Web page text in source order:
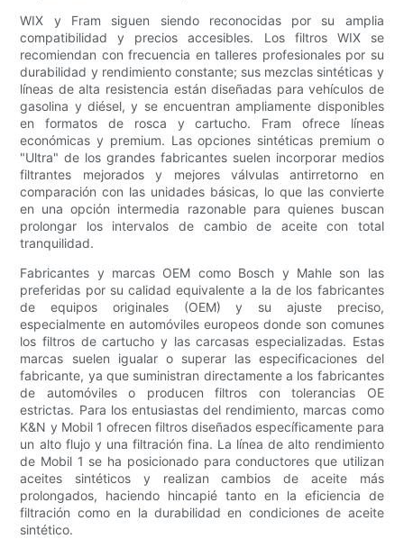
WIX y Fram siguen siendo reconocidas por su amplia
compatibilidad y precios accesibles. Los filtros WIX se
recomiendan con frecuencia en talleres profesionales por su
durabilidad y rendimiento constante; sus mezclas sintéticas y
líneas de alta resistencia están diseñadas para vehículos de
gasolina y diésel, y se encuentran ampliamente disponibles
en formatos de rosca y cartucho. Fram ofrece líneas
económicas y premium. Las opciones sintéticas premium o
"Ultra" de los grandes fabricantes suelen incorporar medios
filtrantes mejorados y mejores válvulas antirretorno en
comparación con las unidades básicas, lo que las convierte
en una opción intermedia razonable para quienes buscan
prolongar los intervalos de cambio de aceite con total
tranquilidad.
Fabricantes y marcas OEM como Bosch y Mahle son las
preferidas por su calidad equivalente a la de los fabricantes
de equipos originales (OEM) y su ajuste preciso,
especialmente en automóviles europeos donde son comunes
los filtros de cartucho y las carcasas especializadas. Estas
marcas suelen igualar o superar las especificaciones del
fabricante, ya que suministran directamente a los fabricantes
de automóviles o producen filtros con tolerancias OE
estrictas. Para los entusiastas del rendimiento, marcas como
K&N y Mobil 1 ofrecen filtros diseñados específicamente para
un alto flujo y una filtración fina. La línea de alto rendimiento
de Mobil 1 se ha posicionado para conductores que utilizan
aceites sintéticos y realizan cambios de aceite más
prolongados, haciendo hincapié tanto en la eficiencia de
filtración como en la durabilidad en condiciones de aceite
sintético.